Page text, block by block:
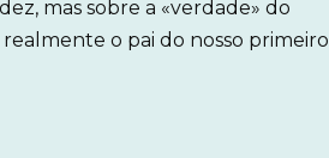
mas sobre a «verdade» do
o pai do nosso primeiro